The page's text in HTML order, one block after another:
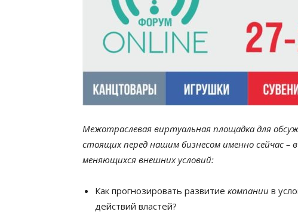
Межотраслевая виртуальная площадка для
стоящих перед нашим бизнесом именно сейчас –
меняющихся внешних условий:
Как прогнозировать развитие компании в
действий властей?